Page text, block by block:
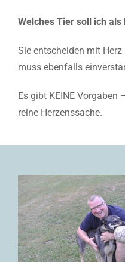
Welches Tier soll ich
Sie entscheiden mit
muss ebenfalls
Es gibt KEINE
reine Herzenssache.